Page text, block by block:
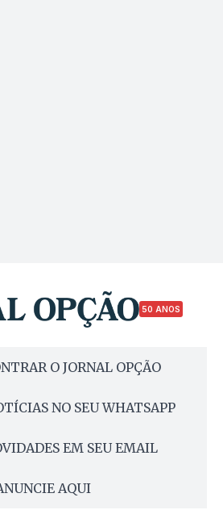
50 ANOS
O JORNAL OPÇÃO
NO SEU WHATSAPP
EM SEU EMAIL
AQUI